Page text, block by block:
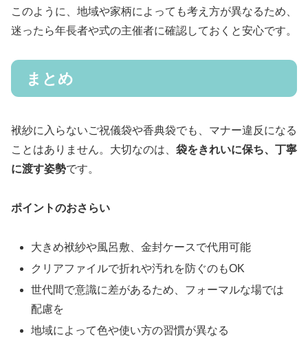
このように、地域や家柄によっても考え方が異なるため、
迷ったら年長者や式の主催者に確認しておくと安心です。
まとめ
袱紗に入らないご祝儀袋や香典袋でも、マナー違反になる
ことはありません。大切なのは、 袋をきれいに保ち、丁寧
に渡す姿勢です。
ポイントのおさらい
大きめ袱紗や風呂敷、金封ケースで代用可能
クリアファイルで折れや汚れを防ぐのもOK
世代間で意識に差があるため、フォーマルな場では
配慮を
地域によって色や使い方の習慣が異なる